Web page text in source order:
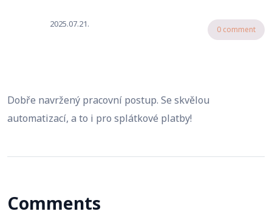
2025.07.21.
0 comment
Dobře navržený pracovní postup. Se skvělou
automatizací, a to i pro splátkové platby!
Comments